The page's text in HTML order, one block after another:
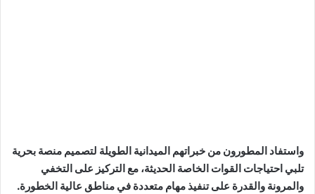
واستفاد المطورون من خبراتهم الميدانية الطويلة لتصميم منصة بحرية
تلبي احتياجات القوات الخاصة الحديثة، مع التركيز على التخفي
والمرونة والقدرة على تنفيذ مهام متعددة في مناطق عالية الخطورة.